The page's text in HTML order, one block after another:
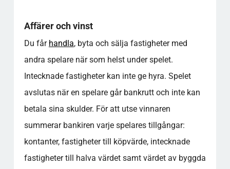
Affärer och vinst
Du får handla, byta och sälja fastigheter med
andra spelare när som helst under spelet.
Intecknade fastigheter kan inte ge hyra. Spelet
avslutas när en spelare går bankrutt och inte kan
betala sina skulder. För att utse vinnaren
summerar bankiren varje spelares tillgångar:
kontanter, fastigheter till köpvärde, intecknade
fastigheter till halva värdet samt värdet av byggda